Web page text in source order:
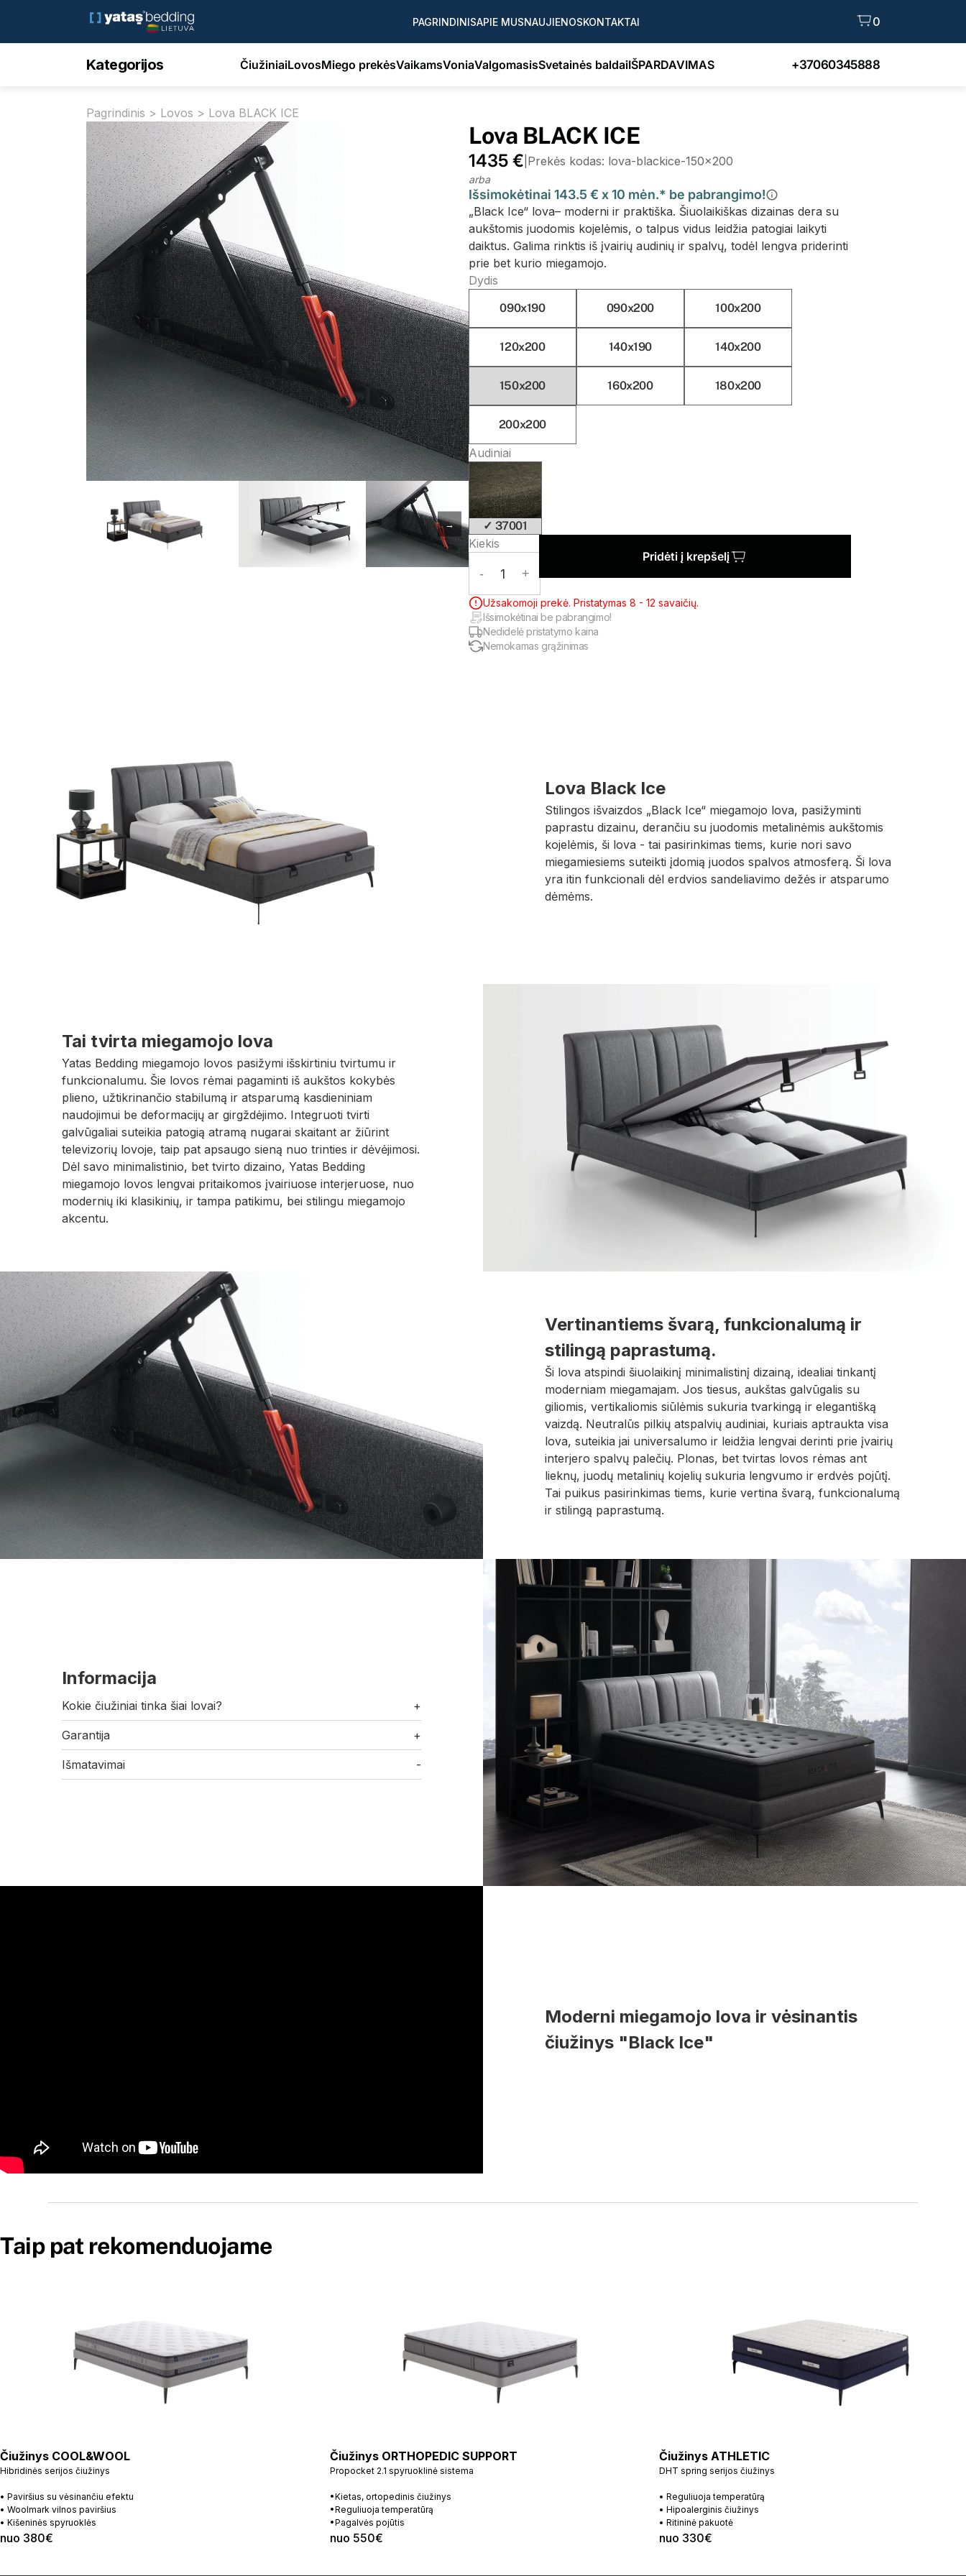
PAGRINDINISAPIE MUSNAUJIENOSKONTAKTAI 0
Kategorijos ČiužiniaiLovosMiego prekėsVaikamsVoniaValgomasisSvetainės baldaiIŠPARDAVIMAS +37060345888
Pagrindinis > Lovos > Lova BLACK ICE
→
Lova BLACK ICE
1435 € Prekės kodas: lova-blackice-150x200
arba
Išsimokėtinai 143.5 € x 10 mėn.* be pabrangimo!
„Black Ice“ lova– moderni ir praktiška. Šiuolaikiškas dizainas dera su
aukštomis juodomis kojelėmis, o talpus vidus leidžia patogiai laikyti
daiktus. Galima rinktis iš įvairių audinių ir spalvų, todėl lengva priderinti
prie bet kurio miegamojo.
Dydis
090x190 090x200 100x200
120x200 140x190 140x200
150x200 160x200 180x200
200x200
Audiniai
✓ 37001
Kiekis
- 1 +
Pridėti į krepšelį
Užsakomoji prekė. Pristatymas 8 - 12 savaičių.
Išsimokėtinai be pabrangimo!
Nedidelė pristatymo kaina
Nemokamas grąžinimas
Lova Black Ice
Stilingos išvaizdos „Black Ice“ miegamojo lova, pasižyminti
paprastu dizainu, derančiu su juodomis metalinėmis aukštomis
kojelėmis, ši lova - tai pasirinkimas tiems, kurie nori savo
miegamiesiems suteikti įdomią juodos spalvos atmosferą. Ši lova
yra itin funkcionali dėl erdvios sandeliavimo dežės ir atsparumo
dėmėms.
Tai tvirta miegamojo lova
Yatas Bedding miegamojo lovos pasižymi išskirtiniu tvirtumu ir
funkcionalumu. Šie lovos rėmai pagaminti iš aukštos kokybės
plieno, užtikrinančio stabilumą ir atsparumą kasdieniniam
naudojimui be deformacijų ar girgždėjimo. Integruoti tvirti
galvūgaliai suteikia patogią atramą nugarai skaitant ar žiūrint
televizorių lovoje, taip pat apsaugo sieną nuo trinties ir dėvėjimosi.
Dėl savo minimalistinio, bet tvirto dizaino, Yatas Bedding
miegamojo lovos lengvai pritaikomos įvairiuose interjeruose, nuo
modernių iki klasikinių, ir tampa patikimu, bei stilingu miegamojo
akcentu.
Vertinantiems švarą, funkcionalumą ir
stilingą paprastumą.
Ši lova atspindi šiuolaikinį minimalistinį dizainą, idealiai tinkantį
moderniam miegamajam. Jos tiesus, aukštas galvūgalis su
giliomis, vertikaliomis siūlėmis sukuria tvarkingą ir elegantišką
vaizdą. Neutralūs pilkių atspalvių audiniai, kuriais aptraukta visa
lova, suteikia jai universalumo ir leidžia lengvai derinti prie įvairių
interjero spalvų palečių. Plonas, bet tvirtas lovos rėmas ant
lieknų, juodų metalinių kojelių sukuria lengvumo ir erdvės pojūtį.
Tai puikus pasirinkimas tiems, kurie vertina švarą, funkcionalumą
ir stilingą paprastumą.
Informacija
Kokie čiužiniai tinka šiai lovai? +
Garantija +
Išmatavimai -
Moderni miegamojo lova ir vėsinantis
čiužinys "Black Ice"
Taip pat rekomenduojame
Čiužinys COOL&WOOL
Hibridinės serijos čiužinys
• Paviršius su vėsinančiu efektu
• Woolmark vilnos paviršius
• Kišeninės spyruoklės
nuo 380€
Čiužinys ORTHOPEDIC SUPPORT
Propocket 2.1 spyruoklinė sistema
•Kietas, ortopedinis čiužinys
•Reguliuoja temperatūrą
•Pagalvės pojūtis
nuo 550€
Čiužinys ATHLETIC
DHT spring serijos čiužinys
• Reguliuoja temperatūrą
• Hipoalerginis čiužinys
• Ritininė pakuotė
nuo 330€